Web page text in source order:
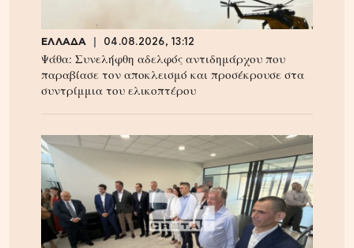
ΕΛΛΑΔΑ 04.08.2026, 13:12
Ψάθα: Συνελήφθη αδελφός αντιδημάρχου που
παραβίασε τον αποκλεισμό και προσέκρουσε στα
συντρίμμια του ελικοπτέρου